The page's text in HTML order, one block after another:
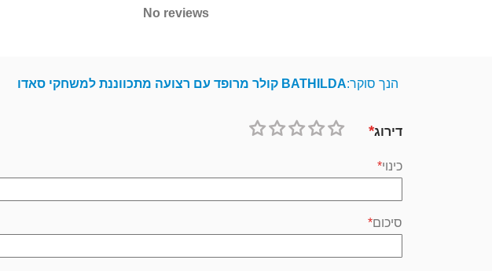
No reviews
הנך סוקר:BATHILDA קולר מרופד עם רצועה מתכווננת למשחקי סאדו
דירוג
כינוי
סיכום